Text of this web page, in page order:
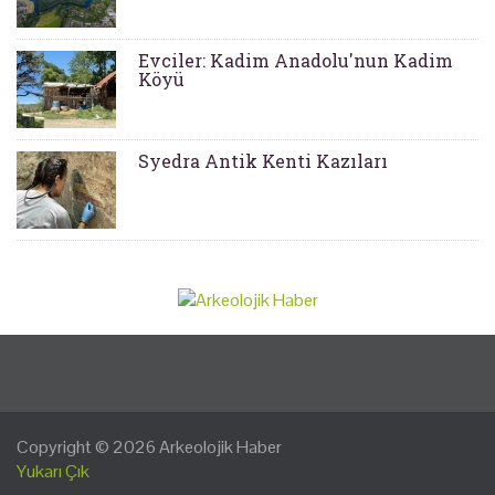
Evciler: Kadim Anadolu'nun Kadim
Köyü
Syedra Antik Kenti Kazıları
Copyright © 2026Arkeolojik Haber
Yukarı Çık